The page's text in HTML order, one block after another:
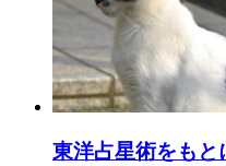
東洋占星術をもと